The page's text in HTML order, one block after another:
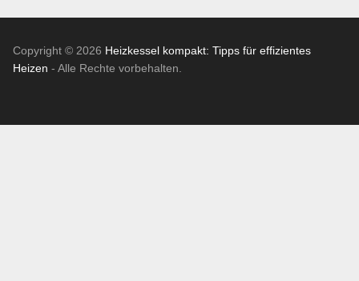
Copyright © 2026 Heizkessel kompakt: Tipps für effizientes
Heizen - Alle Rechte vorbehalten.